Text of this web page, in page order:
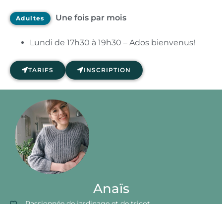
Une fois par mois
Adultes
Lundi de 17h30 à 19h30 – Ados bienvenus!
TARIFS INSCRIPTION
Anaïs